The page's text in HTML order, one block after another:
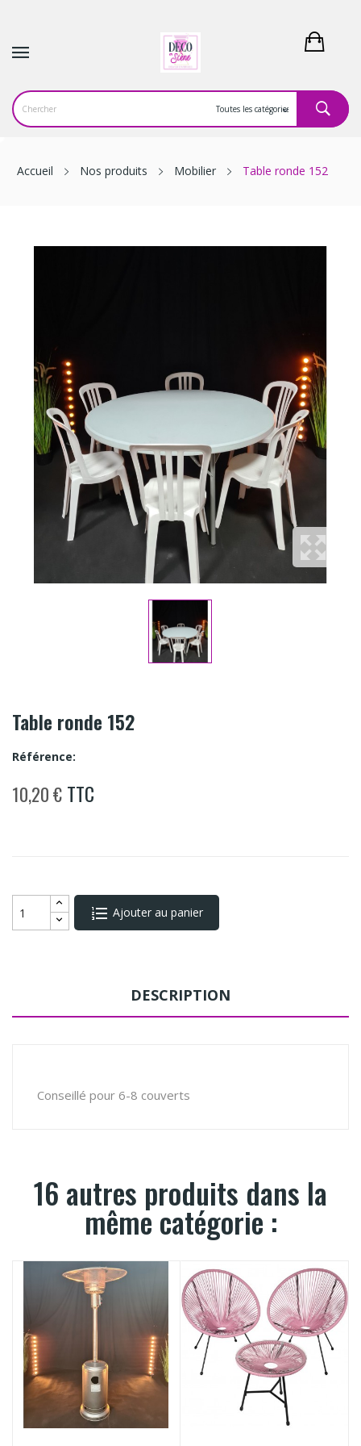
Accueil Nos produits Mobilier Table ronde 152
Table ronde 152
Référence:
10,20 € TTC
Ajouter au panier
DESCRIPTION
Conseillé pour 6-8 couverts
16 autres produits dans la
même catégorie :